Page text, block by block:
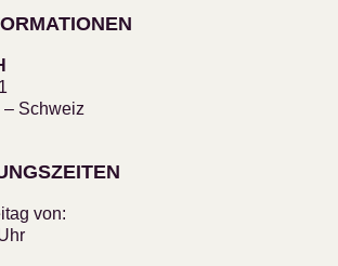
Schweiz
von: